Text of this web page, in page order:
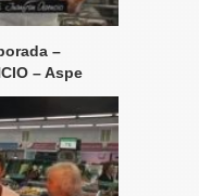
–
– Aspe